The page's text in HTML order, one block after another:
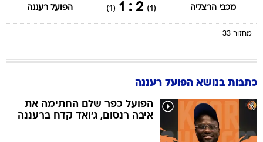
מכבי הרצליה (1)
2 : 1
(1) הפועל רעננה
מחזור 33
כתבות בנושא הפועל רעננה
הפועל כפר שלם החתימה את
איבה רנסום, ג'ואד קדח ברעננה